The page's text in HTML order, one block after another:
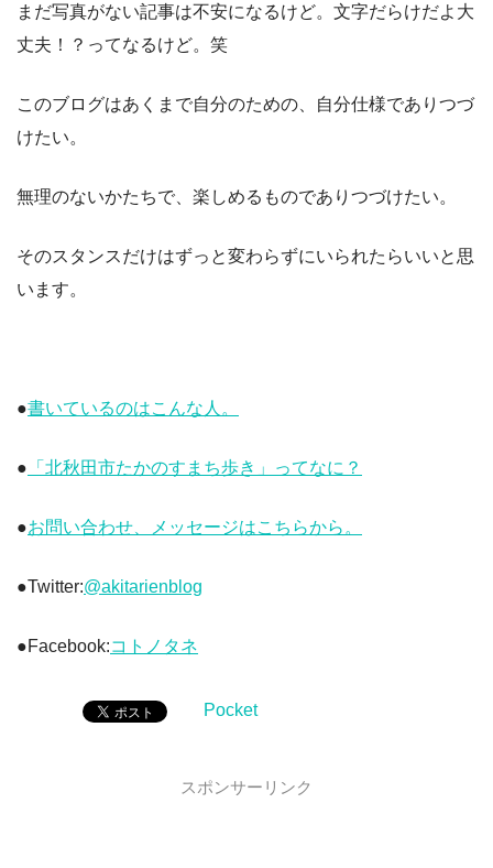
まだ写真がない記事は不安になるけど。文字だらけだよ大
丈夫！？ってなるけど。笑
このブログはあくまで自分のための、自分仕様でありつづ
けたい。
無理のないかたちで、楽しめるものでありつづけたい。
そのスタンスだけはずっと変わらずにいられたらいいと思
います。
●書いているのはこんな人。
● 「北秋田市たかのすまち歩き」ってなに？
●お問い合わせ、メッセージはこちらから。
●Twitter:@akitarienblog
●Facebook:コトノタネ
Pocket
スポンサーリンク